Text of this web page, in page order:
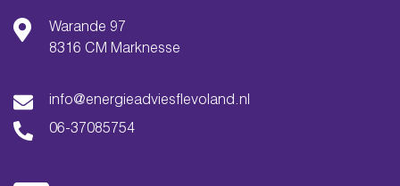
Warande 97
8316 CM Marknesse
info@energieadviesflevoland.nl
06-37085754